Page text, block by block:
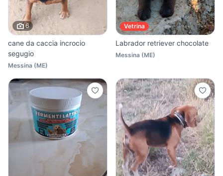
6
cane da caccia incrocio
segugio
Messina (ME)
Vetrina
Labrador retriever chocolate
Messina (ME)